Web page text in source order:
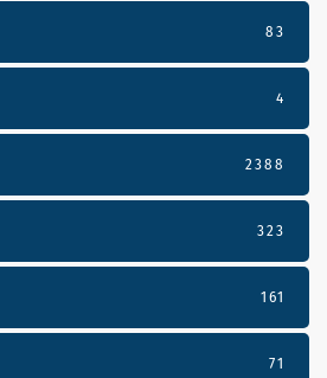
83
4
2388
323
161
71